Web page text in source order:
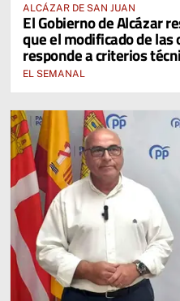
ALCÁZAR DE SAN JUAN
El Gobierno de Alcázar
que el modificado de las
responde a criterios
EL SEMANAL